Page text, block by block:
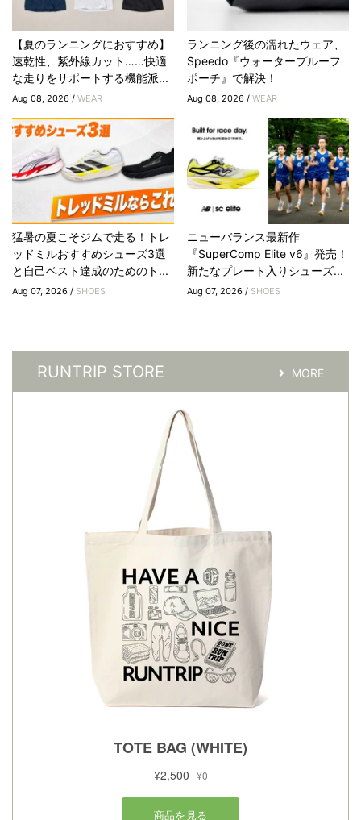
【夏のランニングにおすすめ】
速乾性、紫外線カット……快適
な走りをサポートする機能派...
Aug 08, 2026 / WEAR
ランニング後の濡れたウェア、
Speedo『ウォータープルーフ
ポーチ』で解決！
Aug 08, 2026 /WEAR
猛暑の夏こそジムで走る！トレ
ッドミルおすすめシューズ3選
と自己ベスト達成のためのト...
Aug 07, 2026 / SHOES
ニューバランス最新作
『SuperComp Elite v6』発売！
新たなプレート入りシューズ...
Aug 07, 2026 / SHOES
RUNTRIP STORE MORE